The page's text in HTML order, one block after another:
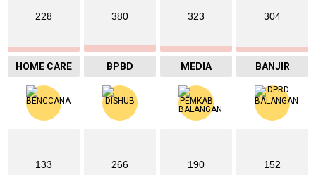
228
HOME CARE
380
BPBD
323
MEDIA
304
BANJIR
133 266 190 152